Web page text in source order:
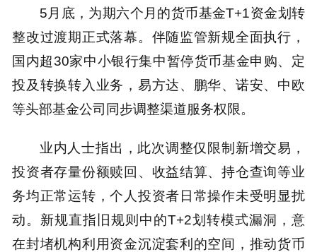
5月底，为期六个月的货币基金T+1资金划转
整改过渡期正式落幕。伴随监管新规全面执行，
国内超30家中小银行集中暂停货币基金申购、定
投及转换转入业务，易方达、鹏华、诺安、中欧
等头部基金公司同步调整渠道服务权限。
业内人士指出，此次调整仅限制新增交易，
投资者存量份额赎回、收益结算、持仓查询等业
务均正常运转，个人投资者日常操作未受明显扰
动。新规直指旧规则中的T+2划转模式漏洞，意
在封堵机构利用资金沉淀套利的空间，推动货币